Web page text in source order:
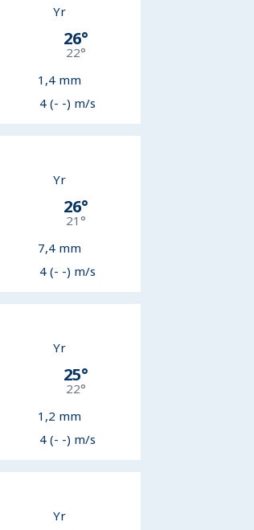
Yr
26°
22°
1,4 mm
4 (- -) m/s
Yr
26°
21 °
7,4 mm
4 (- -) m/s
Yr
25°
22°
1,2 mm
4 (- -) m/s
Yr